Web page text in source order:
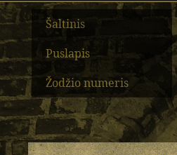
Šaltinis
Puslapis
Žodžio numeris